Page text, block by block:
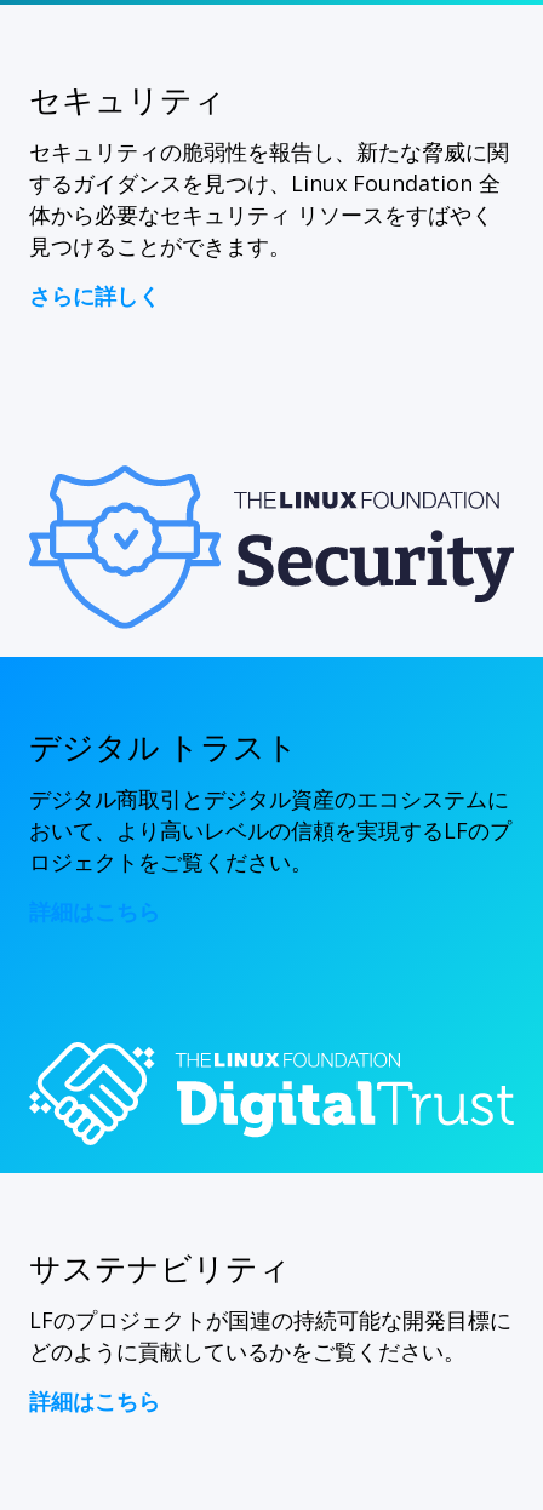
セキュリティ
セキュリティの脆弱性を報告し、新たな脅威に関
するガイダンスを見つけ、Linux Foundation 全
体から必要なセキュリティ リソースをすばやく
見つけることができます。
さらに詳しく
デジタル トラスト
デジタル商取引とデジタル資産のエコシステムに
おいて、より高いレベルの信頼を実現するLFのプ
ロジェクトをご覧ください。
詳細はこちら
サステナビリティ
LFのプロジェクトが国連の持続可能な開発目標に
どのように貢献しているかをご覧ください。
詳細はこちら